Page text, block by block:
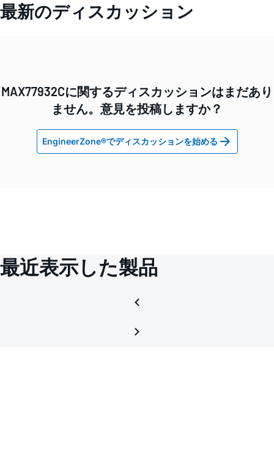
最新のディスカッション
MAX77932Cに関するディスカッションはまだあり
ません。意見を投稿しますか？
EngineerZone®でディスカッションを始める
最近表示した製品